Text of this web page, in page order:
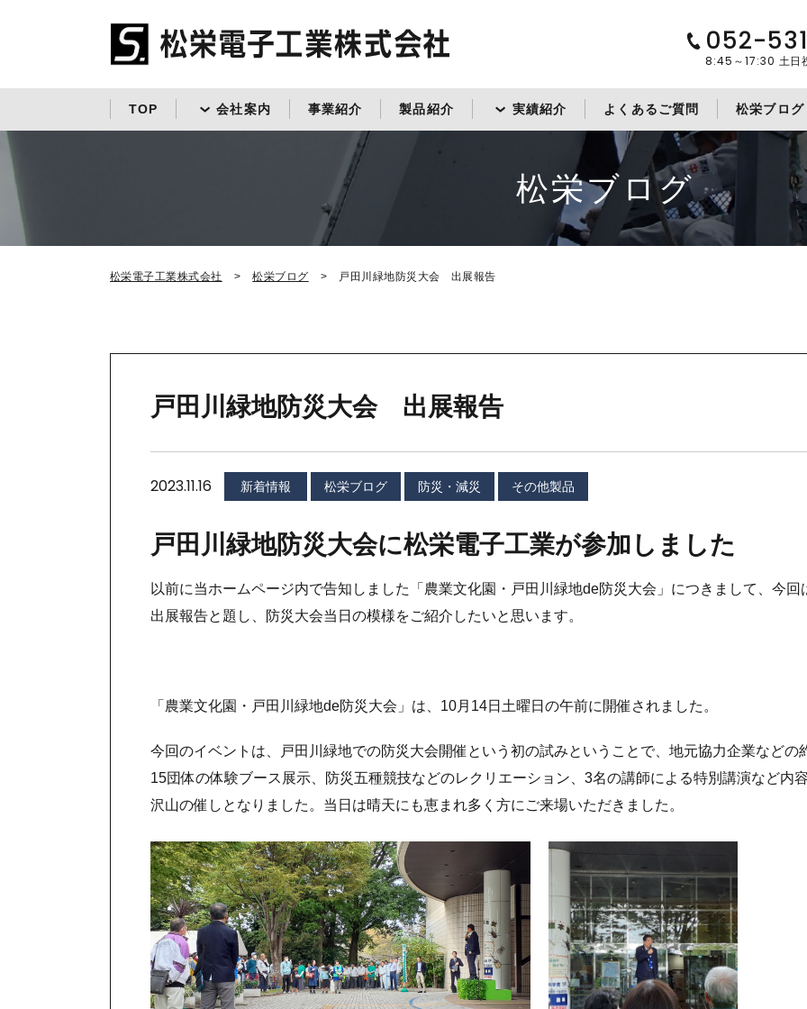
052-
8:45～17:30 土日
TOP 会社案内 事業紹介 製品紹介 実績紹介 よくあるご質問 松栄ブログ
松栄ブログ
松栄電子工業株式会社 松栄ブログ 戸田川緑地防災大会 出展報告
戸田川緑地防災大会 出展報告
2023.11.16 新着情報 松栄ブログ 防災・減災 その他製品
戸田川緑地防災大会に松栄電子工業が参加しました
以前に当ホームページ内で告知しました「農業文化園・戸田川緑地de防災大会」につきまして、今回
出展報告と題し、防災大会当日の模様をご紹介したいと思います。
「農業文化園・戸田川緑地de防災大会」は、10月14日土曜日の午前に開催されました。
今回のイベントは、戸田川緑地での防災大会開催という初の試みということで、地元協力企業などの
15団体の体験ブース展示、防災五種競技などのレクリエーション、3名の講師による特別講演など内
沢山の催しとなりました。当日は晴天にも恵まれ多く方にご来場いただきました。